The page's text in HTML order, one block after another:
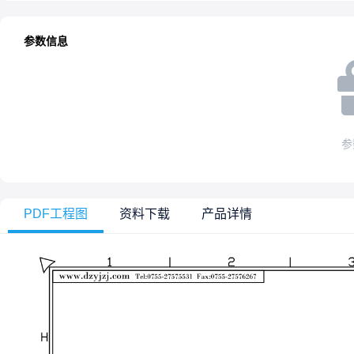
参数信息
PDF工程图 资料下载 产品详情